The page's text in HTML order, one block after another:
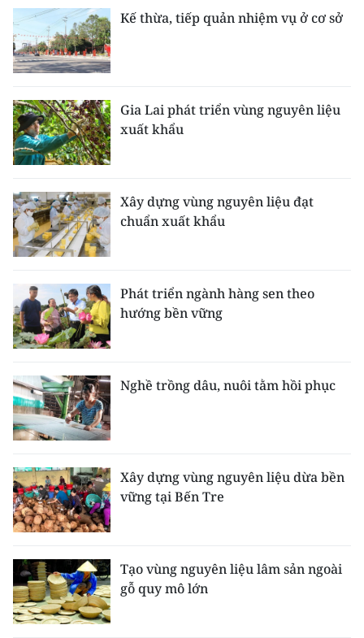
MEDIA CENTER
E-Magazine
Video
Media Chính trị
Media Kinh tế
Media Xã hội
Media Pháp luật
Media Du lịch
Media Thế giới
Media Giáo dục
Media Y tế
Media Khoa học - Công nghệ
Media Môi trường
Infographic
Kế thừa, tiếp quản nhiệm vụ ở cơ sở
Gia Lai phát triển vùng nguyên liệu
xuất khẩu
Xây dựng vùng nguyên liệu đạt
chuẩn xuất khẩu
Phát triển ngành hàng sen theo
hướng bền vững
Nghề trồng dâu, nuôi tằm hồi phục
Xây dựng vùng nguyên liệu dừa bền
vững tại Bến Tre
Tạo vùng nguyên liệu lâm sản ngoài
gỗ quy mô lớn